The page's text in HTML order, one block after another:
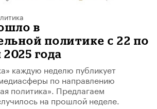
в
политике с 22 по
года
каждую неделю публикует
по направлению
политика». Предлагаем
на прошлой неделе.